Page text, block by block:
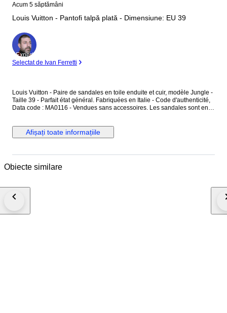
Acum 5 săptămâni
Louis Vuitton - Pantofi talpă plată - Dimensiune: EU 39
Expert
Selectat de Ivan Ferretti
Louis Vuitton - Paire de sandales en toile enduite et cuir, modèle Jungle -
Taille 39 - Parfait état général. Fabriquées en Italie - Code d'authenticité,
Data code : MA0116 - Vendues sans accessoires. Les sandales sont en
rose uni - Les sandales se ferment avec une boucle en métal argenté.
Dimensions : Hauteur totale au talon 9,3 cm - Largeur à plat 10 cm -
cm - Hauteur du talon 3,4 cm. Les sandales sont en parfait état général,
Afișați toate informațiile
Obiecte similare